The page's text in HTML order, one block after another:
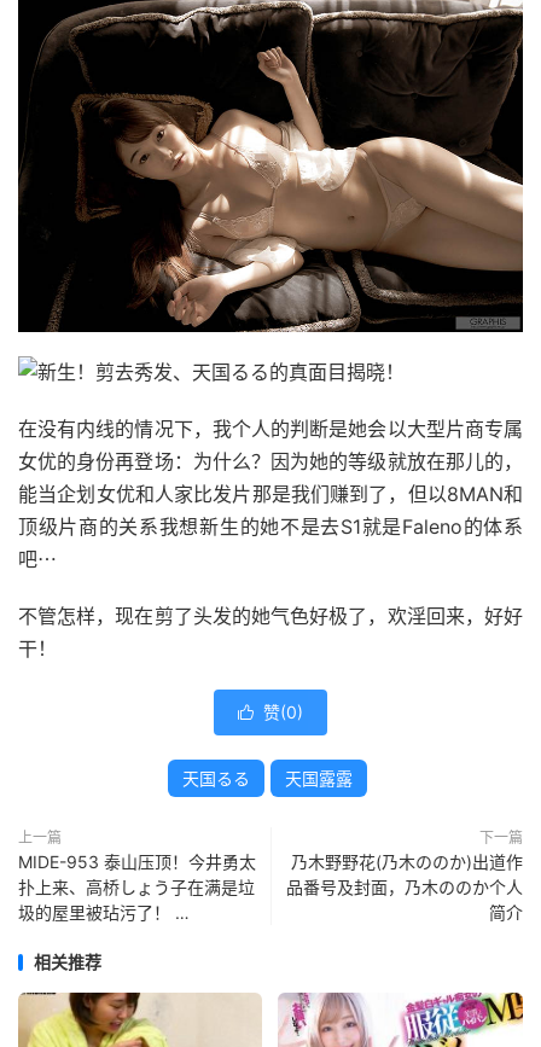
在没有内线的情况下，我个人的判断是她会以大型片商专属
女优的身份再登场：为什么？因为她的等级就放在那儿的，
能当企划女优和人家比发片那是我们赚到了，但以8MAN和
顶级片商的关系我想新生的她不是去S1就是Faleno的体系
吧⋯
不管怎样，现在剪了头发的她气色好极了，欢淫回来，好好
干！
 赞(0)
天国るる 天国露露
上一篇
MIDE-953 泰山压顶！今井勇太
扑上来、高桥しょう子在满是垃
圾的屋里被玷污了！ …
下一篇
乃木野野花(乃木ののか)出道作
品番号及封面，乃木ののか个人
简介
相关推荐